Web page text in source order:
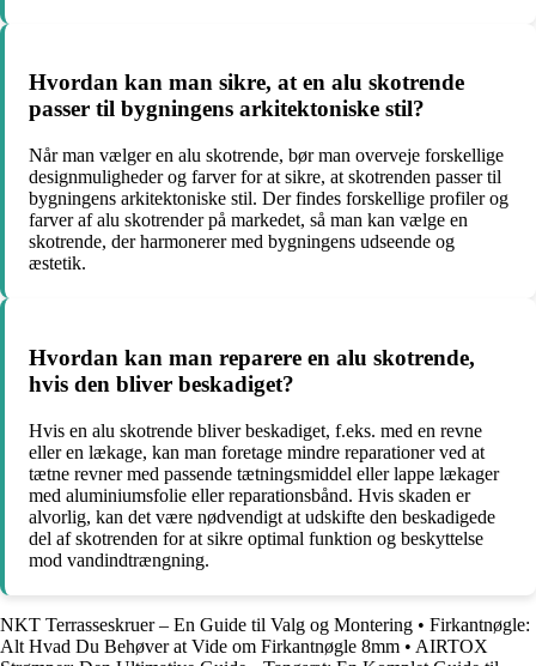
Hvordan kan man sikre, at en alu skotrende
passer til bygningens arkitektoniske stil?
Når man vælger en alu skotrende, bør man overveje forskellige
designmuligheder og farver for at sikre, at skotrenden passer til
bygningens arkitektoniske stil. Der findes forskellige profiler og
farver af alu skotrender på markedet, så man kan vælge en
skotrende, der harmonerer med bygningens udseende og
æstetik.
Hvordan kan man reparere en alu skotrende,
hvis den bliver beskadiget?
Hvis en alu skotrende bliver beskadiget, f.eks. med en revne
eller en lækage, kan man foretage mindre reparationer ved at
tætne revner med passende tætningsmiddel eller lappe lækager
med aluminiumsfolie eller reparationsbånd. Hvis skaden er
alvorlig, kan det være nødvendigt at udskifte den beskadigede
del af skotrenden for at sikre optimal funktion og beskyttelse
mod vandindtrængning.
NKT Terrasseskruer – En Guide til Valg og Montering • Firkantnøgle:
Alt Hvad Du Behøver at Vide om Firkantnøgle 8mm • AIRTOX